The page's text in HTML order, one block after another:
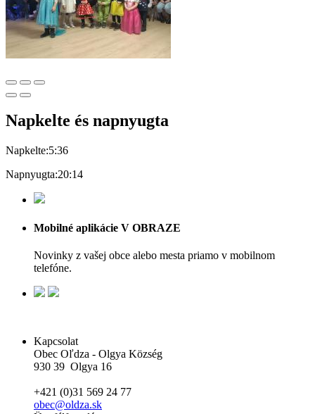
Napkelte és napnyugta
Napkelte:5:36
Napnyugta:20:14
Mobilné aplikácie V OBRAZE
Novinky z vašej obce alebo mesta priamo v mobilnom
telefóne.
Kapcsolat
Obec Oľdza - Olgya Község
930 39 Olgya 16
+421 (0)31 569 24 77
obec@oldza.sk